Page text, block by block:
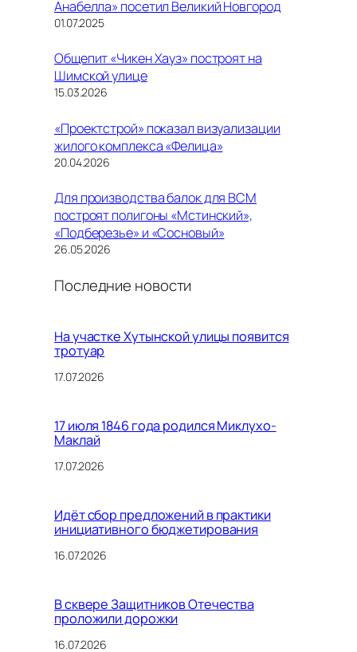
Анабелла» посетил Великий Новгород
01.07.2025
Общепит «Чикен Хауз» построят на
Шимской улице
15.03.2026
«Проектстрой» показал визуализации
жилого комплекса «Фелица»
20.04.2026
Для производства балок для ВСМ
построят полигоны «Мстинский»,
«Подберезье» и «Сосновый»
26.05.2026
Последние новости
На участке Хутынской улицы появится
тротуар
17.07.2026
17 июля 1846 года родился Миклухо-
Маклай
17.07.2026
Идёт сбор предложений в практики
инициативного бюджетирования
16.07.2026
В сквере Защитников Отечества
проложили дорожки
16.07.2026